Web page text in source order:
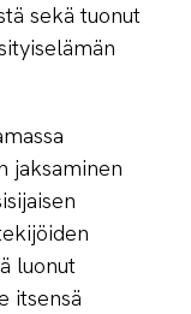
sekä tuonut
jaksaminen
luonut
itsensä